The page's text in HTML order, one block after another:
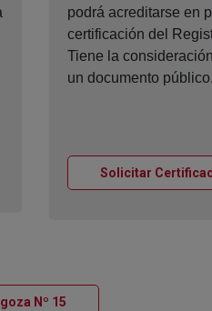
podrá acreditarse en
certificación del
Tiene la
un documento público.
Solicitar
Nº 15